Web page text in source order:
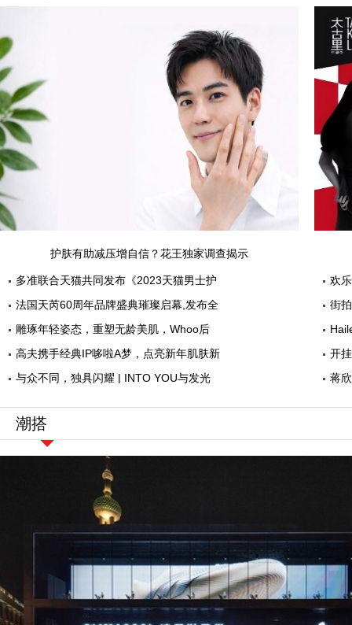
护肤有助减压增自信？花王独家调查揭示
多准联合天猫共同发布《2023天猫男士护
法国天芮60周年品牌盛典璀璨启幕,发布全
雕琢年轻姿态，重塑无龄美肌，Whoo后
高夫携手经典IP哆啦A梦，点亮新年肌肤新
与众不同，独具闪耀 | INTO YOU与发光
欢
街
开
蒋
潮搭